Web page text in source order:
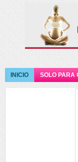
INICIO SOLO PARA